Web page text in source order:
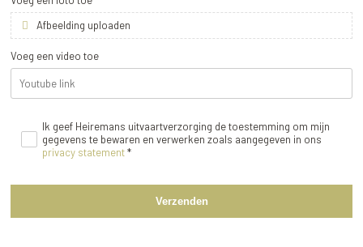
Afbeelding uploaden
Voeg een video toe
Ik geef Heiremans uitvaartverzorging de toestemming om mijn
gegevens te bewaren en verwerken zoals aangegeven in ons
privacy statement*
Verzenden